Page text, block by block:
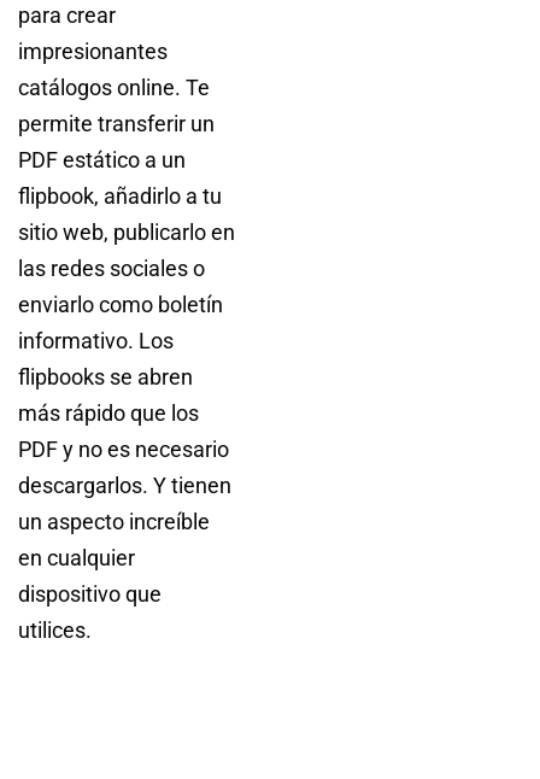
para crear
impresionantes
catálogos online. Te
permite transferir un
PDF estático a un
flipbook, añadirlo a tu
sitio web, publicarlo en
las redes sociales o
enviarlo como boletín
informativo. Los
flipbooks se abren
más rápido que los
PDF y no es necesario
descargarlos. Y tienen
un aspecto increíble
en cualquier
dispositivo que
utilices.